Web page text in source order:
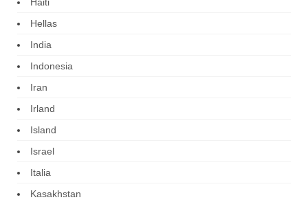
Hellas
India
Indonesia
Iran
Irland
Island
Israel
Italia
Kasakhstan